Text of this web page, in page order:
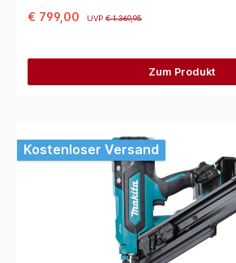
€ 799,00 UVP€ 1.369,95
Zum Produkt
Kostenloser Versand